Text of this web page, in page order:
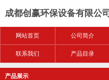
成都创赢环保设备有限公司
网站首页 公司简介
联系我们 产品目录
产品展示